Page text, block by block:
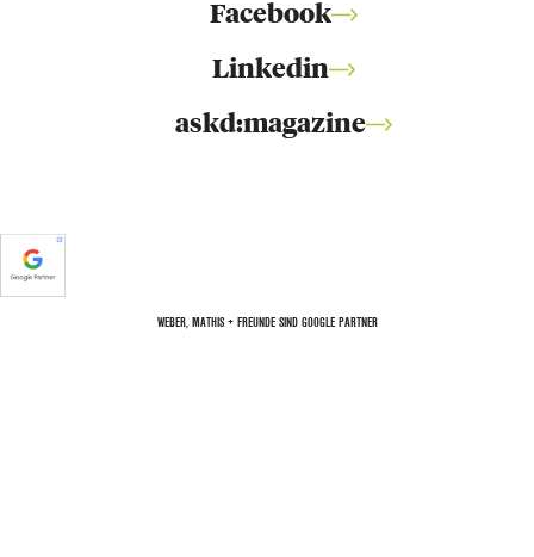
Facebook
Linkedin
askd:magazine
WEBER, MATHIS + FREUNDE SIND GOOGLE PARTNER